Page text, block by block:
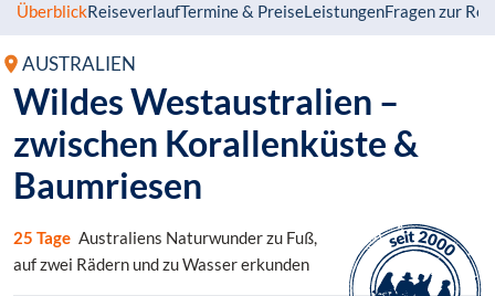
ÜberblickReiseverlaufTermine & PreiseLeistungenFragen zur
AUSTRALIEN
Wildes Westaustralien –
zwischen Korallenküste &
Baumriesen
25 Tage Australiens Naturwunder zu Fuß,
auf zwei Rädern und zu Wasser erkunden